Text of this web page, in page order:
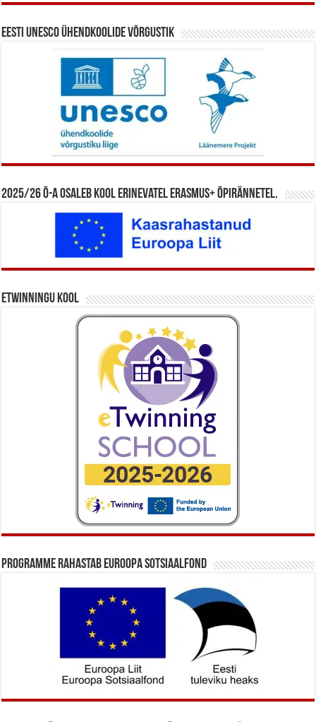
Eesti UNESCO ühendkoolide võrgustik
2025/26 õ-a osaleb kool erinevatel Erasmus+ õpirännetel.
eTwinningu kool
Programme rahastab Euroopa Sotsiaalfond